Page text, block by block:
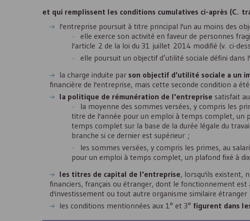
et qui remplissent les conditions cumulatives ci-après (C.
l'entreprise poursuit à titre principal l'un au moins des
elle exerce son activité en faveur de personnes
l'article 2 de la loi du 31 juillet 2014 modifié (v. ci-
elle poursuit un objectif d’utilité sociale défini dans
la charge induite par son objectif d'utilité sociale a un
financière de l'entreprise, mais cette seconde condition a
la politique de rémunération de l'entreprise satisfait
la moyenne des sommes versées, y compris les
titre de l'année pour un emploi à temps complet, un
temps complet sur la base de la durée légale du
branche si ce dernier est supérieur ;
les sommes versées, y compris les primes, au
pour un emploi à temps complet, un plafond fixé à
les titres de capital de l'entreprise, lorsqu'ils existent,
financiers, français ou étranger, dont le fonctionnement
d'investissement ou tout autre organisme similaire étranger
les conditions mentionnées aux 1° et 3° figurent dans